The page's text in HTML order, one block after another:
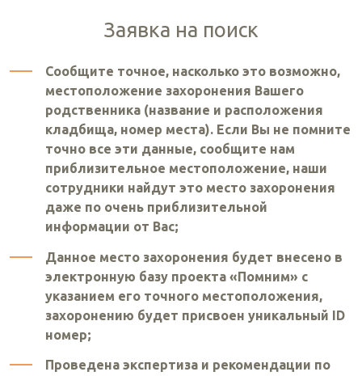
Заявка на поиск
Сообщите точное, насколько это возможно,
местоположение захоронения Вашего
родственника (название и расположения
кладбища, номер места). Если Вы не помните
точно все эти данные, сообщите нам
приблизительное местоположение, наши
сотрудники найдут это место захоронения
даже по очень приблизительной
информации от Вас;
Данное место захоронения будет внесено в
электронную базу проекта «Помним» с
указанием его точного местоположения,
захоронению будет присвоен уникальный ID
номер;
Проведена экспертиза и рекомендации по